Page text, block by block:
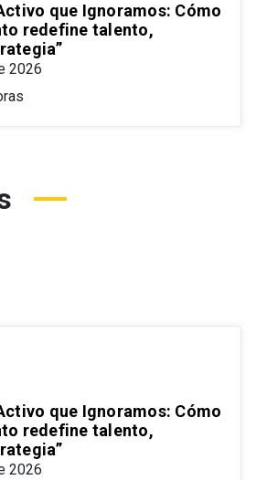
que Ignoramos: Cómo
redefine talento,
2026
que Ignoramos: Cómo
redefine talento,
2026